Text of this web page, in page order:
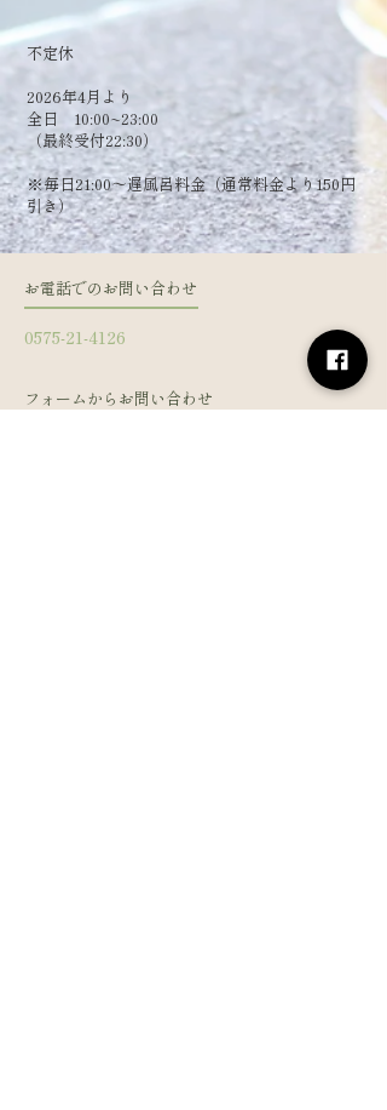
​不定休
2026年4月より
全日 10:00~23:00
（最終受付22:30）
​※毎日21:00～遅風呂料金（通常料金より150円
引き）
お電話でのお問い合わせ
0575-21-4126
フォームからお問い合わせ